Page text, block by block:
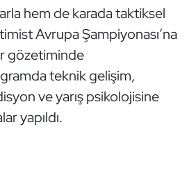
hem de karada taktiksel
Avrupa Şampiyonası’na
gözetiminde
teknik gelişim,
ve yarış psikolojisine
yapıldı.